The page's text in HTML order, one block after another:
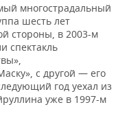
многострадальный
шесть лет
стороны, в 2003-м
спектакль
с другой — его
год уехал из
уже в 1997-м